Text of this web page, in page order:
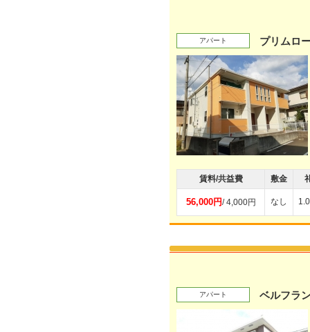
アパート プリムロ
賃料/共益費 敷金
56,000円/ 4,000円 なし
アパート ベルフラ